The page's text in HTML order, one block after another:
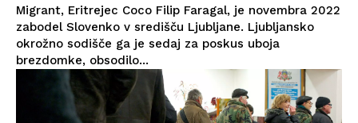
Migrant, Eritrejec Coco Filip Faragal, je novembra 2022
zabodel Slovenko v središču Ljubljane. Ljubljansko
okrožno sodišče ga je sedaj za poskus uboja
brezdomke, obsodilo...